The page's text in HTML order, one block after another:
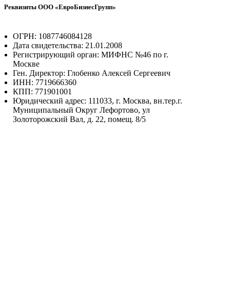
Реквизиты ООО «ЕвроБизнесГрупп»
ОГРН: 1087746084128
Дата свидетельства: 21.01.2008
Регистрирующий орган: МИФНС №46 по г.
Москве
Ген. Директор: Глобенко Алексей Сергеевич
ИНН: 7719666360
КПП: 771901001
Юридический адрес: 111033, г. Москва, вн.тер.г.
Муниципальный Округ Лефортово, ул
Золоторожский Вал, д. 22, помещ. 8/5